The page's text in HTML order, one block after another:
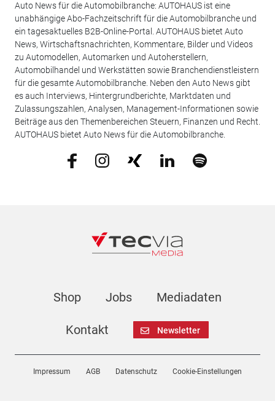
Auto News für die Automobilbranche: AUTOHAUS ist eine
unabhängige Abo-Fachzeitschrift für die Automobilbranche und
ein tagesaktuelles B2B-Online-Portal. AUTOHAUS bietet Auto
News, Wirtschaftsnachrichten, Kommentare, Bilder und Videos
zu Automodellen, Automarken und Autoherstellern,
Automobilhandel und Werkstätten sowie Branchendienstleistern
für die gesamte Automobilbranche. Neben den Auto News gibt
es auch Interviews, Hintergrundberichte, Marktdaten und
Zulassungszahlen, Analysen, Management-Informationen sowie
Beiträge aus den Themenbereichen Steuern, Finanzen und Recht.
AUTOHAUS bietet Auto News für die Automobilbranche.
Shop Jobs Mediadaten
Kontakt Newsletter
Impressum AGB Datenschutz Cookie-Einstellungen